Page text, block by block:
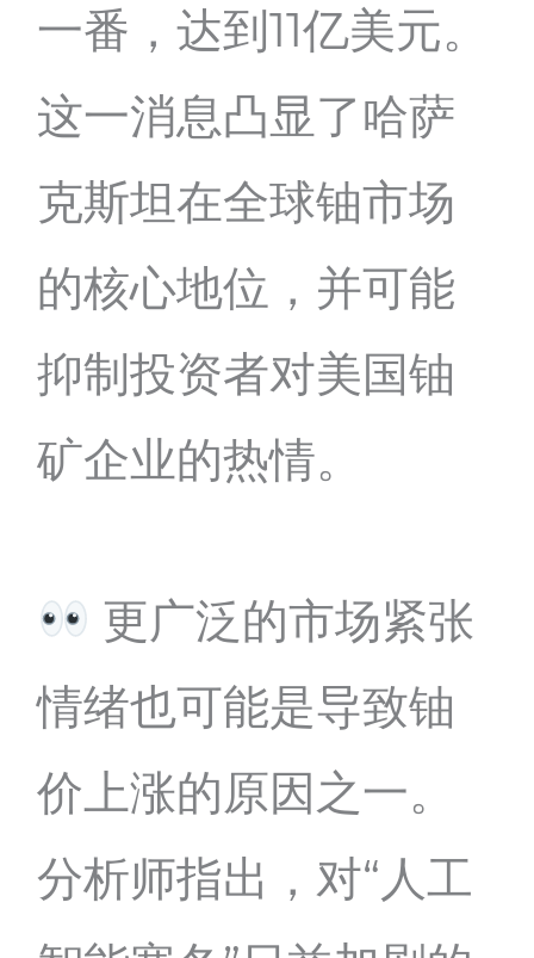
一番，达到11亿美元。
这一消息凸显了哈萨
克斯坦在全球铀市场
的核心地位，并可能
抑制投资者对美国铀
矿企业的热情。
更广泛的市场紧张
情绪也可能是导致铀
价上涨的原因之一。
分析师指出，对“人工